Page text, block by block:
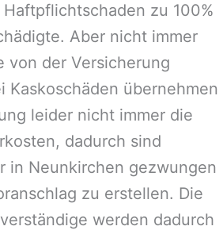
zu 100%
Aber nicht immer
von der Versicherung
Kaskoschäden übernehmen
leider nicht immer die
dadurch sind
in Neunkirchen gezwungen
zu erstellen. Die
werden dadurch